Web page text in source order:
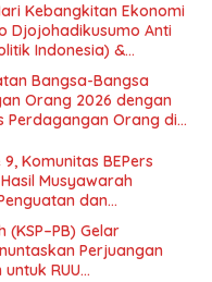
Kebangkitan Ekonomi
Djojohadikusumo Anti
Indonesia) &
Undang Perekonomian
Menata Bangsa
Bangsa-Bangsa
Orang 2026 dengan
Perdagangan Orang di
Komunitas BEPers
Musyawarah
dan
Berbasis Riset di seluruh
Gelar
Perjuangan
RUU